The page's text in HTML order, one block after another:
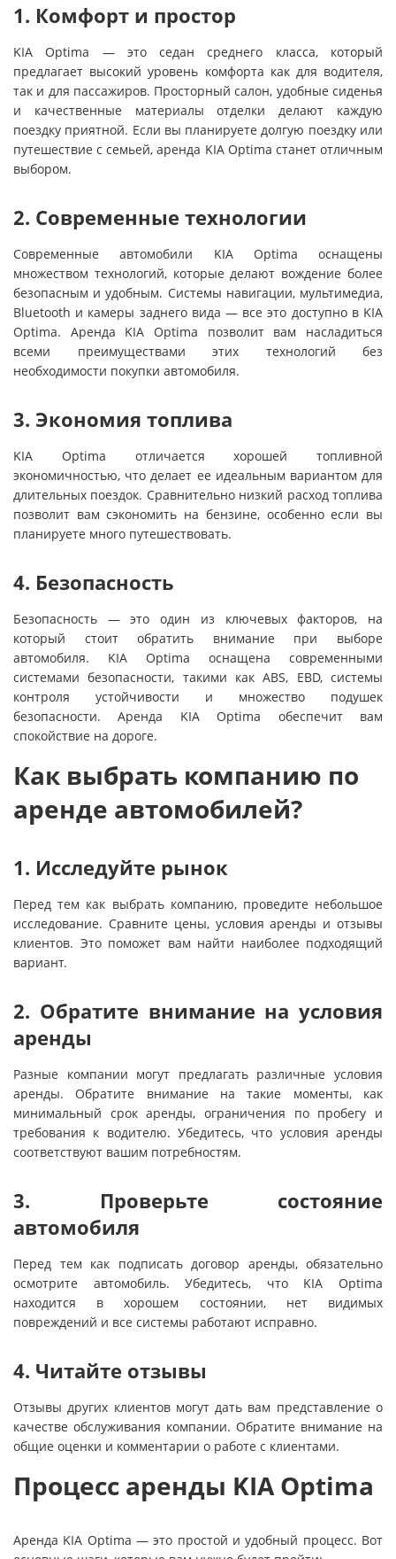
1. Комфорт и простор
KIA Optima — это седан среднего класса, который
предлагает высокий уровень комфорта как для водителя,
так и для пассажиров. Просторный салон, удобные сиденья
и качественные материалы отделки делают каждую
поездку приятной. Если вы планируете долгую поездку или
путешествие с семьей, аренда KIA Optima станет отличным
выбором.
2. Современные технологии
Современные автомобили KIA Optima оснащены
множеством технологий, которые делают вождение более
безопасным и удобным. Системы навигации, мультимедиа,
Bluetooth и камеры заднего вида — все это доступно в KIA
Optima. Аренда KIA Optima позволит вам насладиться
всеми преимуществами этих технологий без
необходимости покупки автомобиля.
3. Экономия топлива
KIA Optima отличается хорошей топливной
экономичностью, что делает ее идеальным вариантом для
длительных поездок. Сравнительно низкий расход топлива
позволит вам сэкономить на бензине, особенно если вы
планируете много путешествовать.
4. Безопасность
Безопасность — это один из ключевых факторов, на
который стоит обратить внимание при выборе
автомобиля. KIA Optima оснащена современными
системами безопасности, такими как ABS, EBD, системы
контроля устойчивости и множество подушек
безопасности. Аренда KIA Optima обеспечит вам
спокойствие на дороге.
Как выбрать компанию по
аренде автомобилей?
1. Исследуйте рынок
Перед тем как выбрать компанию, проведите небольшое
исследование. Сравните цены, условия аренды и отзывы
клиентов. Это поможет вам найти наиболее подходящий
вариант.
2. Обратите внимание на условия
аренды
Разные компании могут предлагать различные условия
аренды. Обратите внимание на такие моменты, как
минимальный срок аренды, ограничения по пробегу и
требования к водителю. Убедитесь, что условия аренды
соответствуют вашим потребностям.
3. Проверьте состояние
автомобиля
Перед тем как подписать договор аренды, обязательно
осмотрите автомобиль. Убедитесь, что KIA Optima
находится в хорошем состоянии, нет видимых
повреждений и все системы работают исправно.
4. Читайте отзывы
Отзывы других клиентов могут дать вам представление о
качестве обслуживания компании. Обратите внимание на
общие оценки и комментарии о работе с клиентами.
Процесс аренды KIA Optima
Аренда KIA Optima — это простой и удобный процесс. Вот